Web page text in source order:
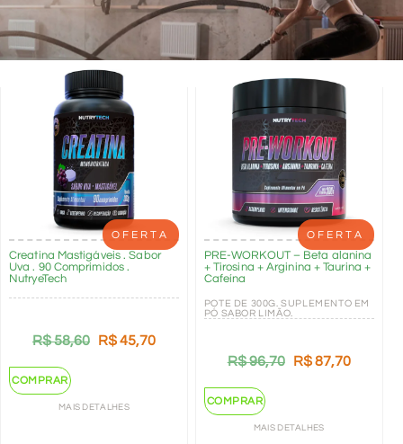
OFERTA
Creatina Mastigáveis . Sabor
Uva . 90 Comprimidos .
NutryeTech
R$58,60 R$45,70
COMPRAR
MAIS DETALHES
OFERTA
PRE-WORKOUT – Beta alanina
+ Tirosina + Arginina + Taurina +
Cafeína
POTE DE 300G. SUPLEMENTO EM
PÓ SABOR LIMÃO.
R$96,70 R$87,70
COMPRAR
MAIS DETALHES